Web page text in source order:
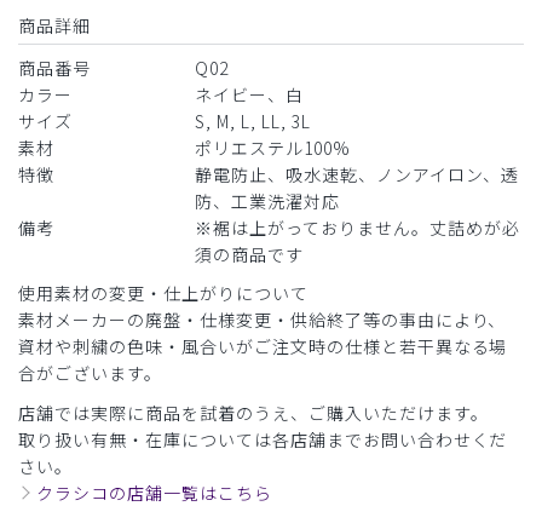
商品詳細
商品番号
Q02
カラー
ネイビー、白
サイズ
S, M, L, LL, 3L
素材
ポリエステル100%
特徴
静電防止、吸水速乾、ノンアイロン、透
防、工業洗濯対応
備考
※裾は上がっておりません。丈詰めが必
須の商品です
使用素材の変更・仕上がりについて
素材メーカーの廃盤・仕様変更・供給終了等の事由により、
資材や刺繍の色味・風合いがご注文時の仕様と若干異なる場
合がございます。
店舗では実際に商品を試着のうえ、ご購入いただけます。
取り扱い有無・在庫については各店舗までお問い合わせくだ
さい。
クラシコの店舗一覧はこちら